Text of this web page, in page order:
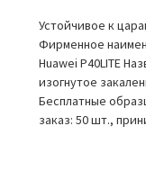
Устойчивое к
Фирменное
Huawei P40LITE
изогнутое
Бесплатные
заказ: 50 шт.,